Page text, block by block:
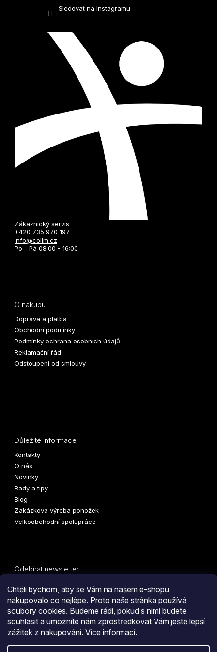
Chtěli bychom, aby se Vám na našem e-shopu
nakupovalo co nejlépe. Proto naše stránka používá
soubory cookies. Budeme rádi, pokud s nimi budete
souhlasit a umožníte nám zprostředkovat Vám ještě lepší
zážitek z nakupování. Více informací.
Sledovat na Instagramu
Zákaznický servis
+420 735 970 197
info@collm.cz
Po - Pá 08:00 - 16:00
O nákupu
Doprava a platba
Obchodní podmínky
Podmínky ochrana osobních údajů
Reklamační řád
Odstoupení od smlouvy
Důležité informace
Kontakty
O nás
Novinky
Rady a tipy
Blog
Zakázková výroba ponožek
Velkoobchodní spolupráce
Odebírat newsletter
Vložte svůj e-mail a my vám budeme zasílat informace o
nových produktech na našem e-shopu.
E-mail
PŘIHLÁSIT